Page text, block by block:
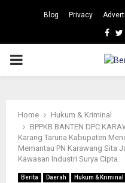
Blog Privacy
PRIMARY
Home
Hukum & Kriminal
BPPKB BANTEN
Karang Taruna Kabupaten
Memantau PN Karawang Sita
Kawasan Industri Surya Cipta.
Berita Daerah Hukum & Kriminal